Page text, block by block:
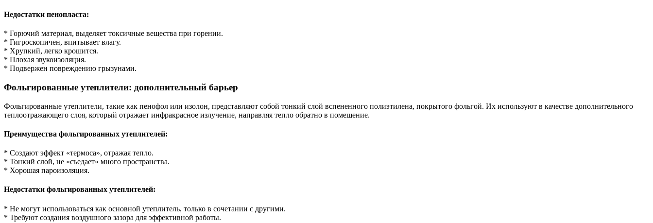
Недостатки пенопласта:
* Горючий материал, выделяет токсичные вещества при горении.
* Гигроскопичен, впитывает влагу.
* Хрупкий, легко крошится.
* Плохая звукоизоляция.
* Подвержен повреждению грызунами.
Фольгированные утеплители: дополнительный барьер
Фольгированные утеплители, такие как пенофол или изолон, представляют собой тонкий слой вспененного полиэтилена, покрытого фольгой. Их используют в качестве дополнительного
теплоотражающего слоя, который отражает инфракрасное излучение, направляя тепло обратно в помещение.
Преимущества фольгированных утеплителей:
* Создают эффект «термоса», отражая тепло.
* Тонкий слой, не «съедает» много пространства.
* Хорошая пароизоляция.
Недостатки фольгированных утеплителей:
* Не могут использоваться как основной утеплитель, только в сочетании с другими.
* Требуют создания воздушного зазора для эффективной работы.